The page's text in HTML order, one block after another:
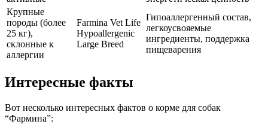
Крупные
породы (более
25 кг),
склонные к
аллергии
Farmina Vet Life
Hypoallergenic
Large Breed
Гипоаллергенный состав,
легкоусвояемые
ингредиенты, поддержка
пищеварения
Интересные факты
Вот несколько интересных фактов о корме для собак
“Фармина”: